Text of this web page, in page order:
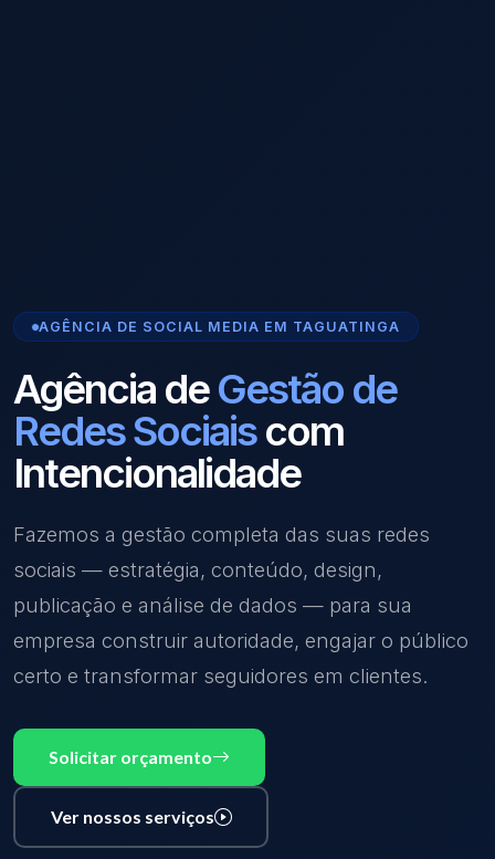
AGÊNCIA DE SOCIAL MEDIA EM TAGUATINGA
Agência deGestão de
Redes Sociaiscom
Intencionalidade
Fazemos a gestão completa das suas redes
sociais — estratégia, conteúdo, design,
publicação e análise de dados — para sua
empresa construir autoridade, engajar o público
certo e transformar seguidores em clientes.
Solicitar orçamento
Ver nossos serviços